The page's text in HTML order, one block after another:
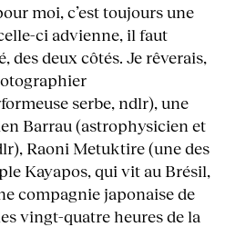
moi, c’est toujours une
ci advienne, il faut
des deux côtés. Je rêverais,
serbe, ndlr), une
Barrau (astrophysicien et
Raoni Metuktire (une des
Kayapos, qui vit au Brésil,
compagnie japonaise de
vingt-quatre heures de la